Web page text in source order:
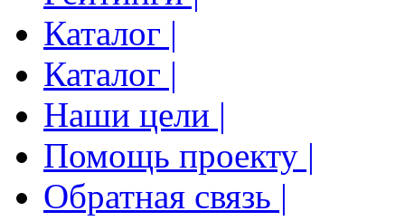
Каталог |
Каталог |
Наши цели |
Помощь проекту |
Обратная связь |